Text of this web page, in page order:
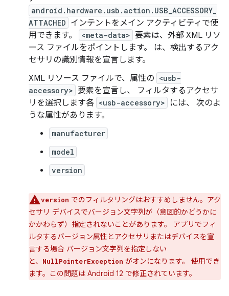
android.hardware.usb.action.USB_ACCESSORY_
ATTACHED インテントをメイン アクティビティで使
用できます。
<meta-data> 要素は、外部 XML リソ
ース ファイルをポイントします。 は、検出するアク
セサリの識別情報を宣言します。
XML リソース ファイルで、属性の <usb-
accessory> 要素を宣言し、 フィルタするアクセサ
リを選択します各 <usb-accessory>
には、 次のよ
うな属性があります。
manufacturer
model
version
version でのフィルタリングはおすすめしません。アク
セサリ デバイスでバージョン文字列が（意図的かどうかに
かかわらず）指定されないことがあります。 アプリでフィ
ルタするバージョン属性とアクセサリまたはデバイスを宣
言する場合 バージョン文字列を指定しない
と、
NullPointerException がオンになります。 使用でき
ます。この問題は Android 12 で修正されています。